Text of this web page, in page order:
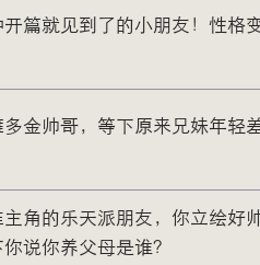
开篇就见到了的小朋友！性格
多金帅哥，等下原来兄妹年轻
主角的乐天派朋友，你立绘
说你养父母是谁？